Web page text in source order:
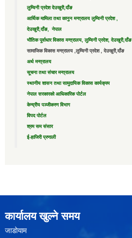
लुम्विनी प्रदेश देउखुरी,दाँङ
आर्थिक मामिला तथा कानुन मन्त्रालय लुम्विनी प्रदेश ,
देउखुरी,दाँङ, नेपाल
भौतिक पूर्वाधार विकास मन्त्रालय, लुम्विनी प्रदेश, देउखुरी,दाँङ
सामाजिक विकास मन्त्रालय ,लुम्विनी प्रदेश , देउखुरी,दाँङ
अर्थ मन्त्रालय
सूचना तथा संचार मन्त्रालय
स्थानीय शासन तथा सामुदायिक विकास कार्यक्रम
नेपाल सरकारको आधिकारिक पोर्टल
केन्द्रीय पञ्जीकरण विभाग
विपद पोर्टल
श्रम सम संसार
ई-हाजिरी प्रणाली
कार्यालय खुल्ने समय
जाडोयाम